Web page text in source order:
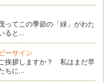
ってこの季節の「緑」がわた
ると…
ーサイン
挨拶しますか？ 私はまだ早
ちに…